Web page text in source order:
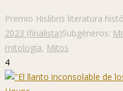
Premio Hislibris literatura
2023 (finalista)Subgéneros:
mitología, Mitos
4